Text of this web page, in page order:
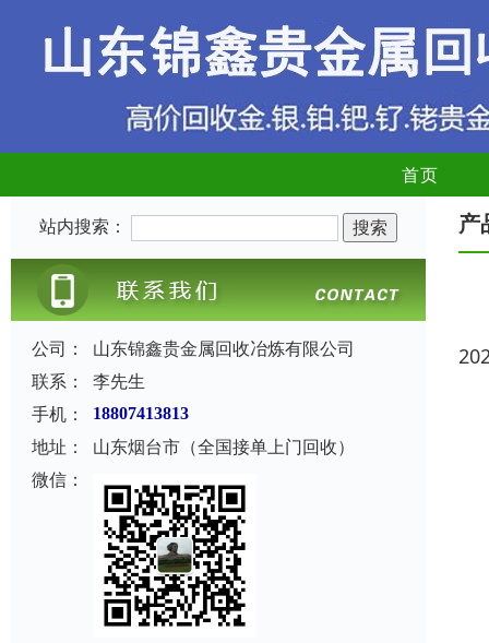
首页
站内搜索：
公司：
山东锦鑫贵金属回收冶炼有限公司
联系：
李先生
手机：
18807413813
地址：
山东烟台市（全国接单上门回收）
微信：
产